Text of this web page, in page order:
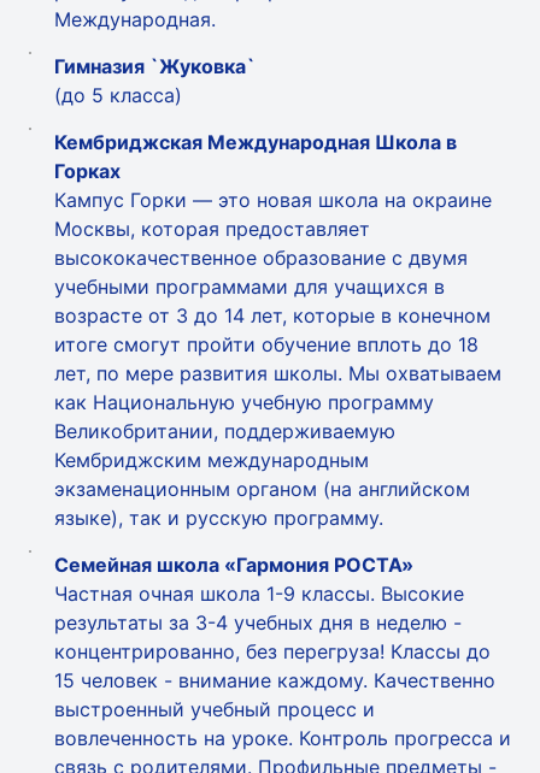
Международная.
Гимназия `Жуковка`
(до 5 класса)
Кембриджская Международная Школа в
Горках
Кампус Горки — это новая школа на окраине
Москвы, которая предоставляет
высококачественное образование с двумя
учебными программами для учащихся в
возрасте от 3 до 14 лет, которые в конечном
итоге смогут пройти обучение вплоть до 18
лет, по мере развития школы. Мы охватываем
как Национальную учебную программу
Великобритании, поддерживаемую
Кембриджским международным
экзаменационным органом (на английском
языке), так и русскую программу.
Семейная школа «Гармония РОСТА»
Частная очная школа 1-9 классы. Высокие
результаты за 3-4 учебных дня в неделю -
концентрированно, без перегруза! Классы до
15 человек - внимание каждому. Качественно
выстроенный учебный процесс и
вовлеченность на уроке. Контроль прогресса и
связь с родителями. Профильные предметы -